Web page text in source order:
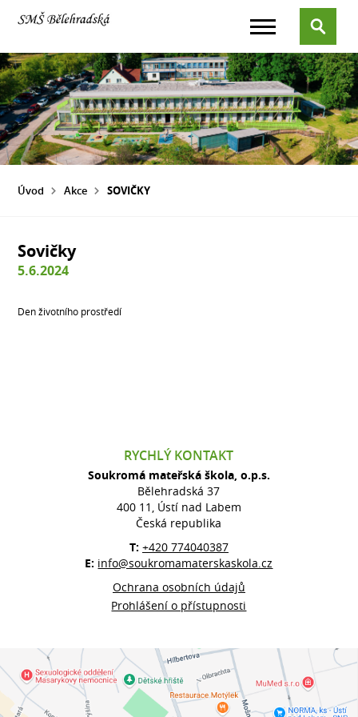
Úvod Akce SOVIČKY
Sovičky
5.6.2024
Den životního prostředí
RYCHLÝ KONTAKT
Soukromá mateřská škola, o.p.s.
Bělehradská 37
400 11, Ústí nad Labem
Česká republika
T: +420 774040387
E: info@soukromamaterskaskola.cz
Ochrana osobních údajů
Prohlášení o přístupnosti